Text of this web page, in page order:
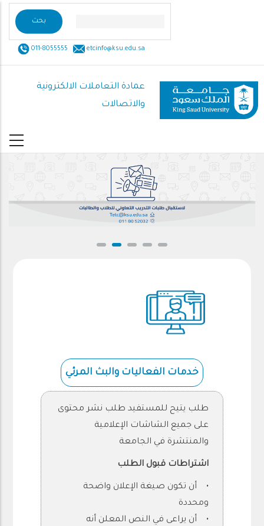
011-8055555 etcinfo@ksu.edu.sa
عمادة التعاملات الالكترونية
والاتصالات
خدمات الفعاليات والبث المرئي
طلب يتيح للمستفيد طلب نشر محتوى
على جميع الشاشات الإعلامية
والمنتشرة في الجامعة
اشتراطات قبول الطلب
• أن تكون صيغة الإعلان واضحة
ومحددة
• أن يراعى في النص المعلن أنه